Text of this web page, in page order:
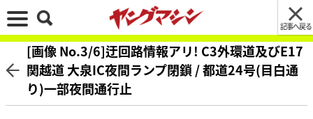
記事へ戻る
[画像 No.3/6]迂回路情報アリ! C3外環道及びE17
関越道 大泉IC夜間ランプ閉鎖 / 都道24号(目白通
り)一部夜間通行止